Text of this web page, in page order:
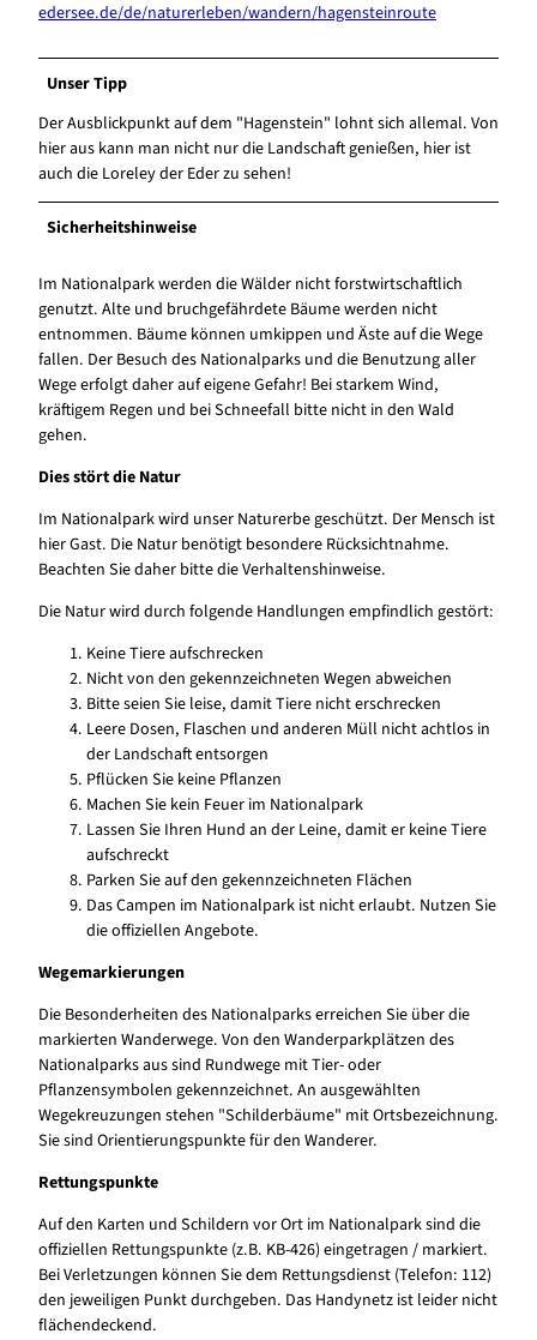
edersee.de/de/naturerleben/wandern/hagensteinroute
Unser Tipp
Der Ausblickpunkt auf dem "Hagenstein" lohnt sich allemal. Von
hier aus kann man nicht nur die Landschaft genießen, hier ist
auch die Loreley der Eder zu sehen!
Sicherheitshinweise
Im Nationalpark werden die Wälder nicht forstwirtschaftlich
genutzt. Alte und bruchgefährdete Bäume werden nicht
entnommen. Bäume können umkippen und Äste auf die Wege
fallen. Der Besuch des Nationalparks und die Benutzung aller
Wege erfolgt daher auf eigene Gefahr! Bei starkem Wind,
kräftigem Regen und bei Schneefall bitte nicht in den Wald
gehen.
Dies stört die Natur
Im Nationalpark wird unser Naturerbe geschützt. Der Mensch ist
hier Gast. Die Natur benötigt besondere Rücksichtnahme.
Beachten Sie daher bitte die Verhaltenshinweise.
Die Natur wird durch folgende Handlungen empfindlich gestört:
Keine Tiere aufschrecken
Nicht von den gekennzeichneten Wegen abweichen
Bitte seien Sie leise, damit Tiere nicht erschrecken
Leere Dosen, Flaschen und anderen Müll nicht achtlos in
der Landschaft entsorgen
Pflücken Sie keine Pflanzen
Machen Sie kein Feuer im Nationalpark
Lassen Sie Ihren Hund an der Leine, damit er keine Tiere
aufschreckt
Parken Sie auf den gekennzeichneten Flächen
Das Campen im Nationalpark ist nicht erlaubt. Nutzen Sie
die offiziellen Angebote.
Wegemarkierungen
Die Besonderheiten des Nationalparks erreichen Sie über die
markierten Wanderwege. Von den Wanderparkplätzen des
Nationalparks aus sind Rundwege mit Tier- oder
Pflanzensymbolen gekennzeichnet. An ausgewählten
Wegekreuzungen stehen "Schilderbäume" mit Ortsbezeichnung.
Sie sind Orientierungspunkte für den Wanderer.
Rettungspunkte
Auf den Karten und Schildern vor Ort im Nationalpark sind die
offiziellen Rettungspunkte (z.B. KB-426) eingetragen / markiert.
Bei Verletzungen können Sie dem Rettungsdienst (Telefon: 112)
den jeweiligen Punkt durchgeben. Das Handynetz ist leider nicht
flächendeckend.